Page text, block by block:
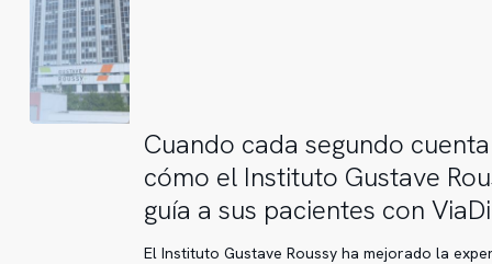
Cuando
segundo
cuenta:
cómo
Cuando cada segundo
cómo el Instituto Gustave
guía a sus pacientes con
El Instituto Gustave Roussy ha mejorado la